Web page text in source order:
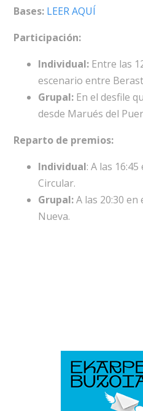
Bases: LEER AQUÍ
Participación:
Individual: Entre las
escenario entre
Grupal:En el desfile
desde Marués del
Reparto de premios:
Individual: A las
Circular.
Grupal:A las 20:30 en
Nueva.